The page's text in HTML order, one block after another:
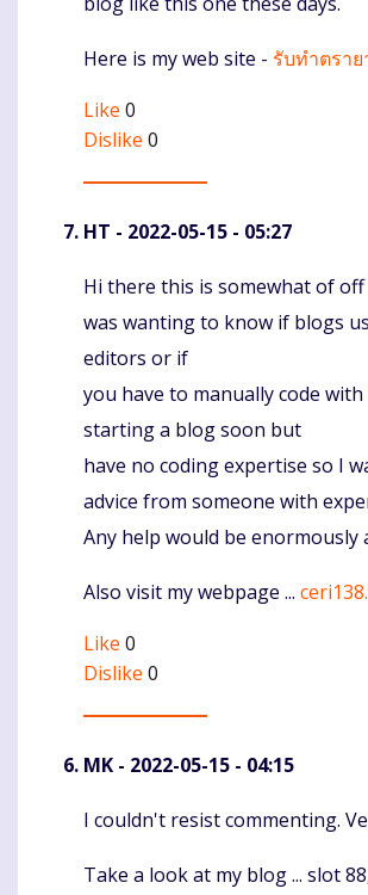
Here is my web site - รับทำตรา
Like 0
Dislike 0
HT - 2022-05-15 - 05:27
Komentaras
Hi there this is somewhat of
was wanting to know if blogs
editors or if
you have to manually code
starting a blog soon but
have no coding expertise so I
advice from someone with
Any help would be enormously
Also visit my webpage ...
Like 0
Dislike 0
MK - 2022-05-15 - 04:15
Komentaras
I couldn't resist commenting.
Take a look at my blog ... slot